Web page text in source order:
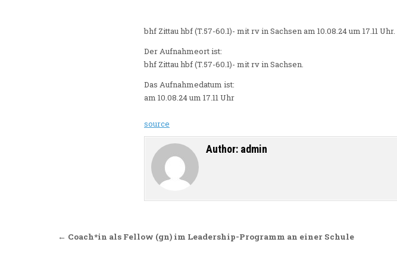
bhf Zittau hbf (T.57-60.1)- mit rv in Sachsen am 10.08.24 um 17.11 Uhr.
Der Aufnahmeort ist:
bhf Zittau hbf (T.57-60.1)- mit rv in Sachsen.
Das Aufnahmedatum ist:
am 10.08.24 um 17.11 Uhr
source
Author: admin
Beitragsnavigation
← Coach*in als Fellow (gn) im Leadership-Programm an einer Schule